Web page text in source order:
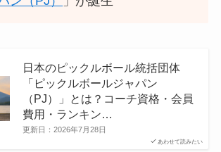
あわせて読みたい
日本のピックルボール統括団体
「ピックルボールジャパン
（PJ）」とは？コーチ資格・会員
費用・ランキン…
更新日： 2026年7月28日